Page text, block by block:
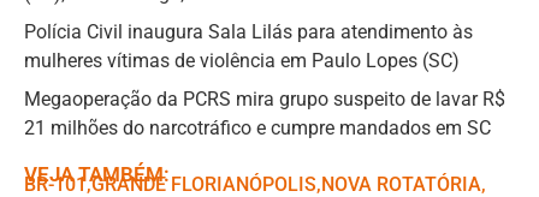
Polícia Civil inaugura Sala Lilás para atendimento às
mulheres vítimas de violência em Paulo Lopes (SC)
Megaoperação da PCRS mira grupo suspeito de lavar R$
21 milhões do narcotráfico e cumpre mandados em SC
VEJA TAMBÉM:
BR-101,ㅤGRANDE FLORIANÓPOLIS,ㅤNOVA ROTATÓRIA,ㅤ